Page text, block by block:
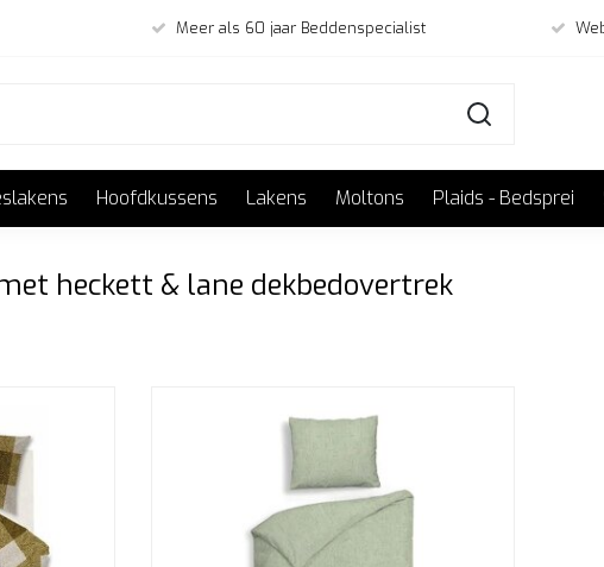
Meer als 60 jaar Beddenspecialist
Hoofdkussens Lakens Moltons Plaids - Bedsprei
heckett & lane dekbedovertrek